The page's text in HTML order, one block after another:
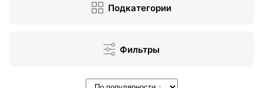
Подкатегории
Фильтры